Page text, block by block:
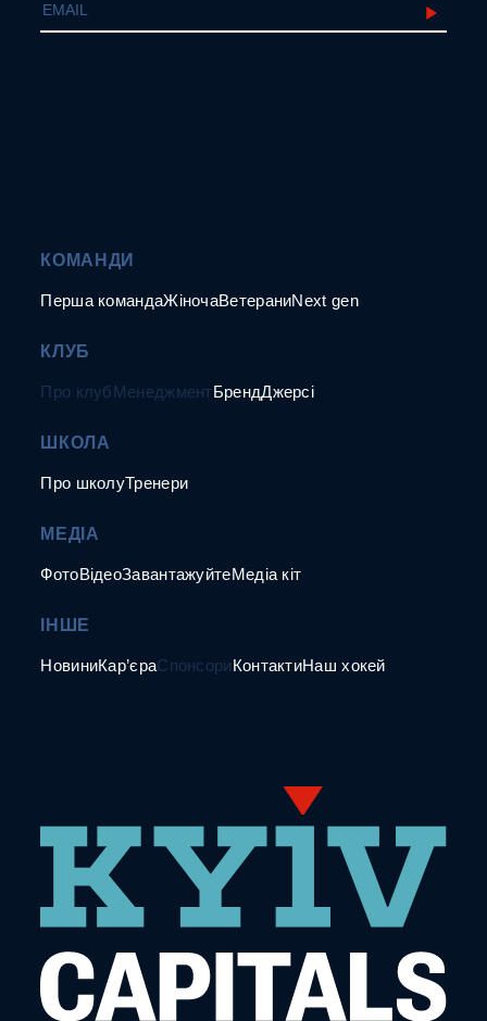
КОМАНДИ
Перша командаЖіночаВетераниNext gen
КЛУБ
Про клубМенеджментБрендДжерсі
ШКОЛА
Про школуТренери
МЕДІА
ФотоВідеоЗавантажуйтеМедіа кіт
ІНШЕ
НовиниКар’єраСпонсориКонтактиНаш хокей